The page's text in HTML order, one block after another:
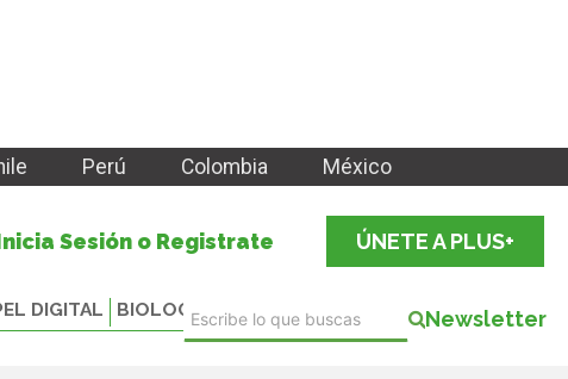
Perú Colombia México
Sesión o Registrate ÚNETE A PLUS+
DIGITAL BIOLOGICALS Newsletter